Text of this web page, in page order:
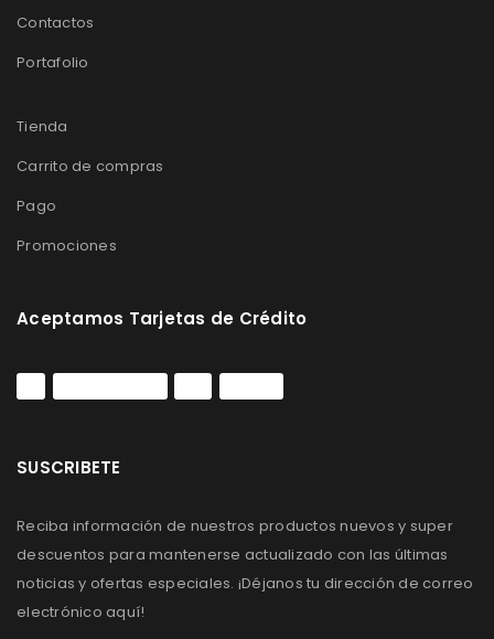
Contactos
Portafolio
Tienda
Carrito de compras
Pago
Promociones
Aceptamos Tarjetas de Crédito
SUSCRIBETE
Reciba información de nuestros productos nuevos y super
descuentos para mantenerse actualizado con las últimas
noticias y ofertas especiales. ¡Déjanos tu dirección de correo
electrónico aquí!